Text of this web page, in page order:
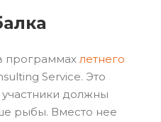
программах летнего
Service. Это
должны
рыбы. Вместо нее